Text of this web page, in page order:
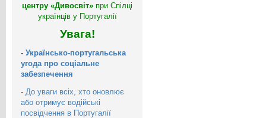
центру «Дивосвіт» при Спілці
українців у Португалії
Увага!
- Українсько-португальська
угода про соціальне
забезпечення
- До уваги всіх, хто оновлює
або отримує водійські
посвідчення в Португалії